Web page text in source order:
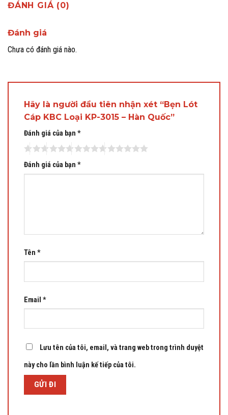
ĐÁNH GIÁ (0)
Đánh giá
Chưa có đánh giá nào.
Hãy là người đầu tiên nhận xét “Bẹn Lót
Cáp KBC Loại KP-3015 – Hàn Quốc”
Đánh giá của bạn *
Đánh giá của bạn *
Tên *
Email *
Lưu tên của tôi, email, và trang web trong trình duyệt
này cho lần bình luận kế tiếp của tôi.